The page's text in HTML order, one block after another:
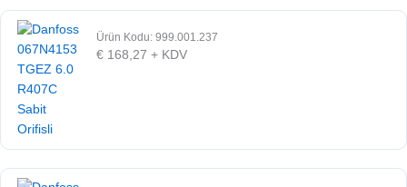
Ürün Kodu: 999.001.237
€ 168,27 + KDV